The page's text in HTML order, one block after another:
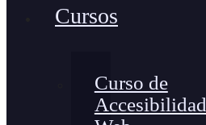
Cursos
Curso de
Accesibilidad